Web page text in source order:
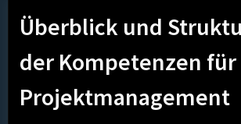
Überblick und
der Kompetenzen für
Projektmanagement